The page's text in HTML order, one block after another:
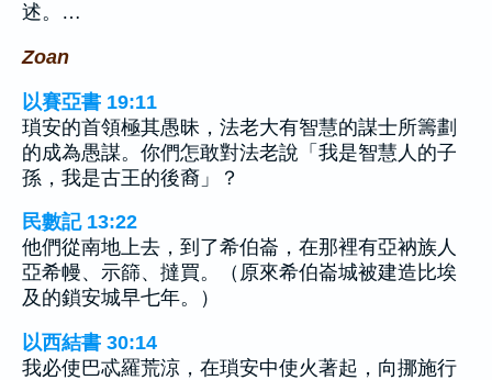
述。…
Zoan
以賽亞書 19:11
瑣安的首領極其愚昧，法老大有智慧的謀士所籌劃
的成為愚謀。你們怎敢對法老說「我是智慧人的子
孫，我是古王的後裔」？
民數記 13:22
他們從南地上去，到了希伯崙，在那裡有亞衲族人
亞希幔、示篩、撻買。（原來希伯崙城被建造比埃
及的鎖安城早七年。）
以西結書 30:14
我必使巴忒羅荒涼，在瑣安中使火著起，向挪施行